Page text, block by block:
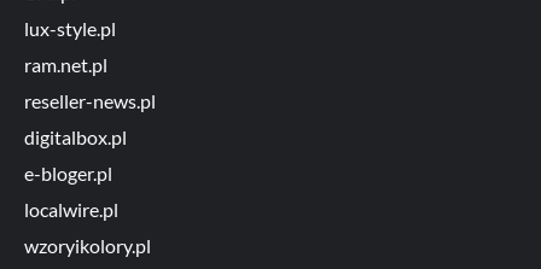
lux-style.pl
ram.net.pl
reseller-news.pl
digitalbox.pl
e-bloger.pl
localwire.pl
wzoryikolory.pl